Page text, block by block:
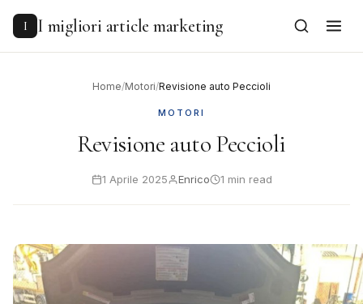
content
I I migliori article marketing
Home/Motori/Revisione auto Peccioli
MOTORI
Revisione auto Peccioli
1 Aprile 2025 Enrico 1 min read